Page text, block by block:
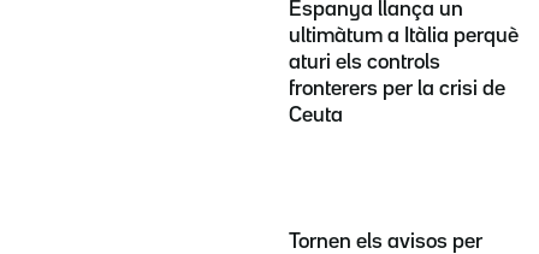
Espanya llança un
ultimàtum a Itàlia perquè
aturi els controls
fronterers per la crisi de
Ceuta
Tornen els avisos per